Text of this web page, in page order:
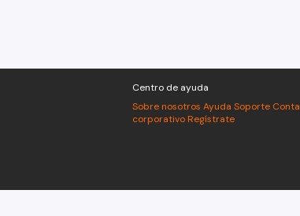
Centro de ayuda
Sobre nosotros Ayuda Soporte
corporativo Regístrate